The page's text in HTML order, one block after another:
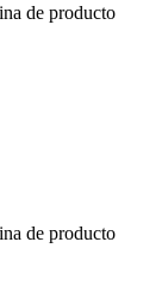
de producto
de producto